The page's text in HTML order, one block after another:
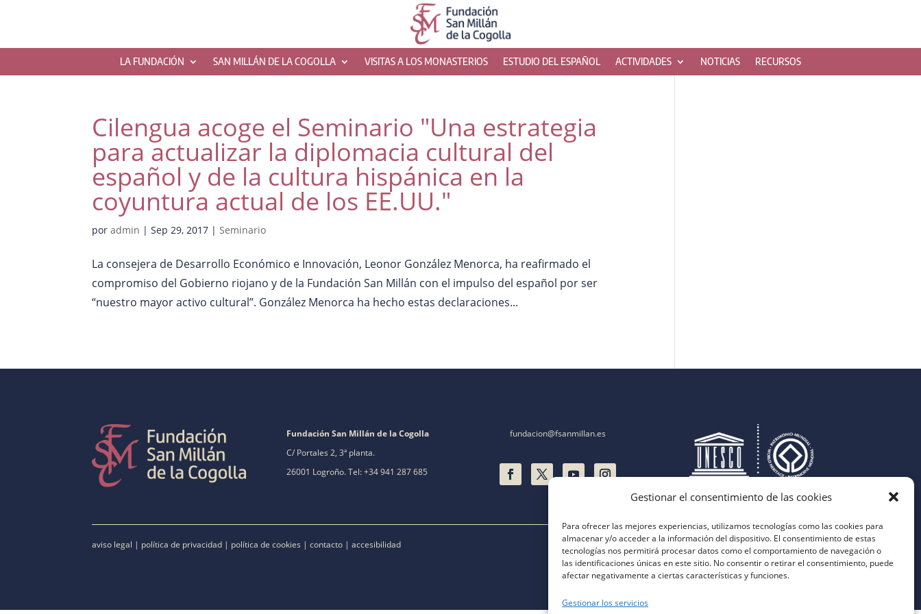
Gestionar el consentimiento de las cookies
Para ofrecer las mejores experiencias, utilizamos tecnologías como las cookies para
almacenar y/o acceder a la información del dispositivo. El consentimiento de estas
tecnologías nos permitirá procesar datos como el comportamiento de navegación o
las identificaciones únicas en este sitio. No consentir o retirar el consentimiento, puede
afectar negativamente a ciertas características y funciones.
Gestionar los servicios
LA FUNDACIÓN SAN MILLÁN DE LA COGOLLA VISITAS A LOS MONASTERIOS ESTUDIO DEL ESPAÑOL ACTIVIDADES NOTICIAS RECURSOS
Cilengua acoge el Seminario "Una estrategia
para actualizar la diplomacia cultural del
español y de la cultura hispánica en la
coyuntura actual de los EE.UU."
poradmin |Sep 29, 2017 |Seminario
La consejera de Desarrollo Económico e Innovación, Leonor González Menorca, ha reafirmado el
compromiso del Gobierno riojano y de la Fundación San Millán con el impulso del español por ser
“nuestro mayor activo cultural”. González Menorca ha hecho estas declaraciones...
Fundación San Millán de la Cogolla
C/ Portales 2, 3ª planta.
26001 Logroño. Tel: +34 941 287 685
fundacion@fsanmillan.es
aviso legal | política de privacidad | política de cookies |contacto |accesibilidad